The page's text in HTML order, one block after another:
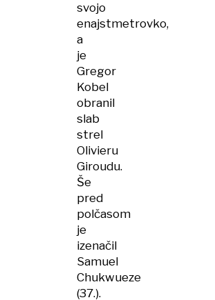
svojo
enajstmetrovko,
a
je
Gregor
Kobel
obranil
slab
strel
Olivieru
Giroudu.
Še
pred
polčasom
je
izenačil
Samuel
Chukwueze
(37.).